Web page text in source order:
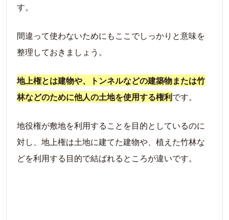
す。
間違って使わないためにもここでしっかりと意味を
整理しておきましょう。
地上権とは建物や、トンネルなどの建築物または竹
林などのために他人の土地を使用する権利です。
地役権が敷地を利用することを目的としているのに
対し、地上権は土地に建てた建物や、植えた竹林な
どを利用する目的で結ばれるところが違いです。